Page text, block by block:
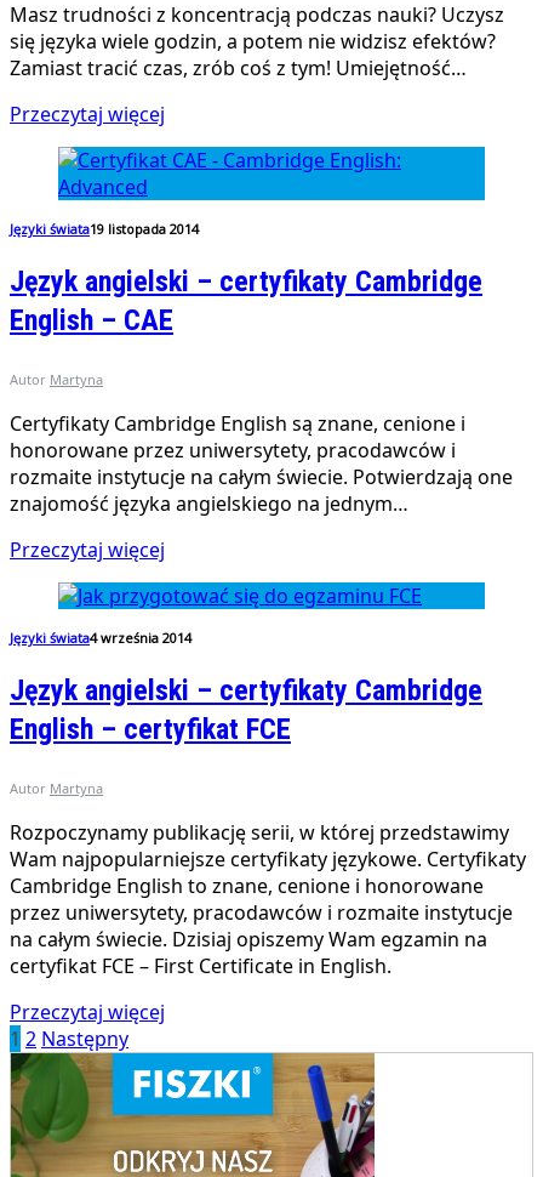
Masz trudności z koncentracją podczas nauki? Uczysz
się języka wiele godzin, a potem nie widzisz efektów?
Zamiast tracić czas, zrób coś z tym! Umiejętność…
Przeczytaj więcej
Języki świata19 listopada 2014
Język angielski – certyfikaty Cambridge
English – CAE
Autor Martyna
Certyfikaty Cambridge English są znane, cenione i
honorowane przez uniwersytety, pracodawców i
rozmaite instytucje na całym świecie. Potwierdzają one
znajomość języka angielskiego na jednym…
Przeczytaj więcej
Języki świata4 września 2014
Język angielski – certyfikaty Cambridge
English – certyfikat FCE
Autor Martyna
Rozpoczynamy publikację serii, w której przedstawimy
Wam najpopularniejsze certyfikaty językowe. Certyfikaty
Cambridge English to znane, cenione i honorowane
przez uniwersytety, pracodawców i rozmaite instytucje
na całym świecie. Dzisiaj opiszemy Wam egzamin na
certyfikat FCE – First Certificate in English.
Przeczytaj więcej
1 2 Następny